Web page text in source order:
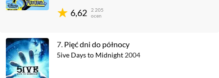
6,62
2 205
ocen
7. Pięć dni do północy
5ive Days to Midnight 2004